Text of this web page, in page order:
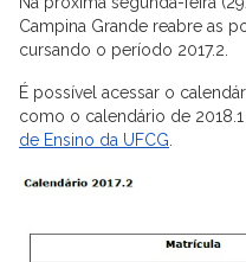
Campina Grande reabre as
cursando o período 2017.2.
É possível acessar o
como o calendário de 2018.1
de Ensino da UFCG